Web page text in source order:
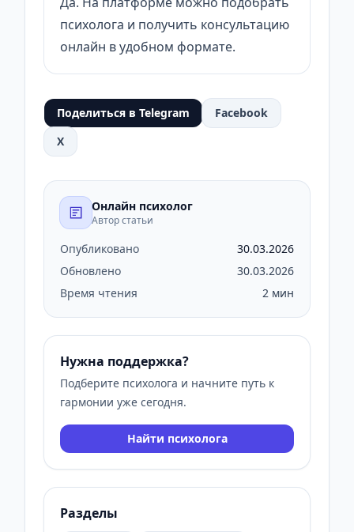
психолога и получить консультацию
онлайн в удобном формате.
Поделиться в Telegram
Facebook
X
Онлайн психолог
Автор статьи
Опубликовано
30.03.2026
Обновлено
30.03.2026
Время чтения
2 мин
Нужна поддержка?
Подберите психолога и начните путь к
гармонии уже сегодня.
Найти психолога
Разделы